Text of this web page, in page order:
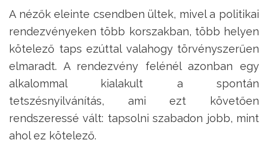
A nézők eleinte csendben ültek, mivel a politikai
rendezvényeken több korszakban, több helyen
kötelező taps ezúttal valahogy törvényszerűen
elmaradt. A rendezvény felénél azonban egy
alkalommal kialakult a spontán
tetszésnyilvánítás, ami ezt követően
rendszeressé vált: tapsolni szabadon jobb, mint
ahol ez kötelező.